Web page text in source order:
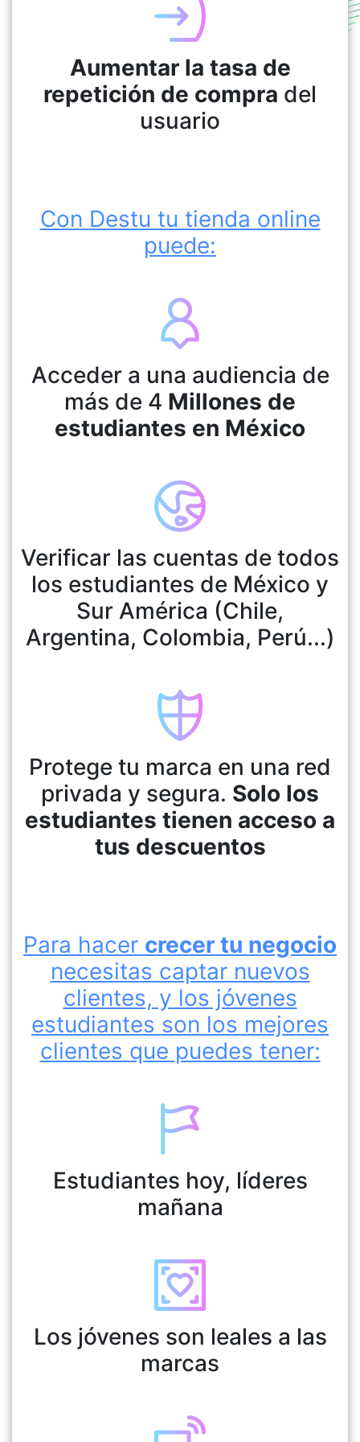
Aumentar la tasa de
repetición de compra del
usuario
Con Destu tu tienda online
puede:
Acceder a una audiencia de
más de 4 Millones de
estudiantes en México
Verificar las cuentas de todos
los estudiantes de México y
Sur América (Chile,
Argentina, Colombia, Perú...)
Protege tu marca en una red
privada y segura. Solo los
estudiantes tienen acceso a
tus descuentos
Para hacer crecer tu negocio
necesitas captar nuevos
clientes, y los jóvenes
estudiantes son los mejores
clientes que puedes tener:
Estudiantes hoy, líderes
mañana
Los jóvenes son leales a las
marcas